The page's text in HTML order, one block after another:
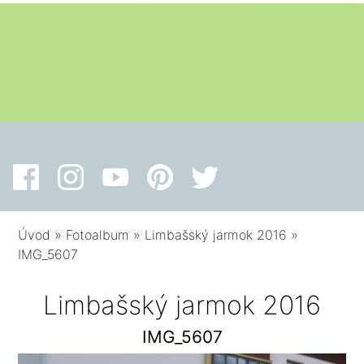
Úvod » Fotoalbum » Limbašský jarmok 2016 »
IMG_5607
Limbašský jarmok 2016
IMG_5607